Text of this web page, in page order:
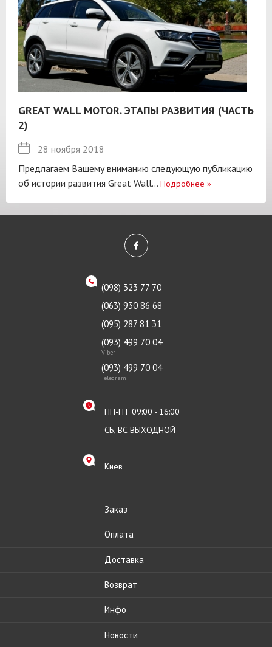
GREAT WALL MOTOR. ЭТАПЫ РАЗВИТИЯ (ЧАСТЬ
2)
28 ноября 2018
Предлагаем Вашему вниманию следующую публикацию
об истории развития Great Wall... Подробнее »
(098) 323 77 70
(063) 930 86 68
(095) 287 81 31
(093) 499 70 04
Viber
(093) 499 70 04
Telegram
ПН-ПТ 09:00 - 16:00
СБ, ВС ВЫХОДНОЙ
Киев
Заказ
Оплата
Доставка
Возврат
Инфо
Новости